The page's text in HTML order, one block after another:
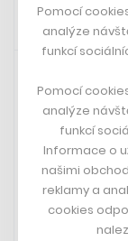
3. 6. 2024 07:01
V
země se
Mexičané za
prezidenta a
regionů.
bylo zabito
tak k urnám
Pomocí
analýze
funkcí
Pomocí
analýze
funkcí
Informace o
našimi
reklamy a
cookies